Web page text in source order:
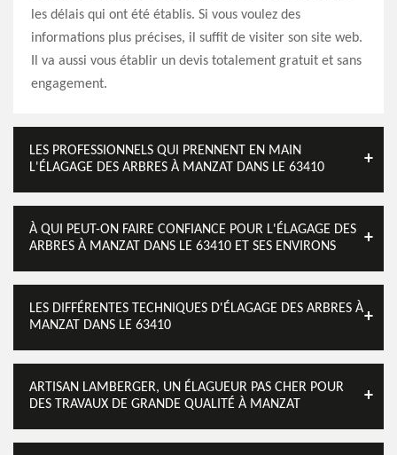
les délais qui ont été établis. Si vous voulez des
informations plus précises, il suffit de visiter son site web.
Il va aussi vous établir un devis totalement gratuit et sans
engagement.
LES PROFESSIONNELS QUI PRENNENT EN MAIN
L'ÉLAGAGE DES ARBRES À MANZAT DANS LE 63410
À QUI PEUT-ON FAIRE CONFIANCE POUR L'ÉLAGAGE DES
ARBRES À MANZAT DANS LE 63410 ET SES ENVIRONS
LES DIFFÉRENTES TECHNIQUES D'ÉLAGAGE DES ARBRES À
MANZAT DANS LE 63410
ARTISAN LAMBERGER, UN ÉLAGUEUR PAS CHER POUR
DES TRAVAUX DE GRANDE QUALITÉ À MANZAT